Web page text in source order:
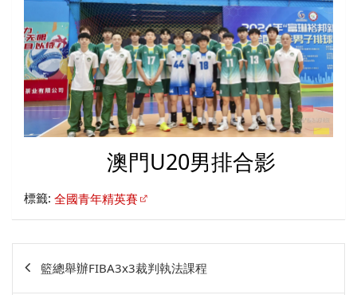
澳門U20男排合影
標籤: 全國青年精英賽
章
籃總舉辦FIBA3x3裁判執法課程